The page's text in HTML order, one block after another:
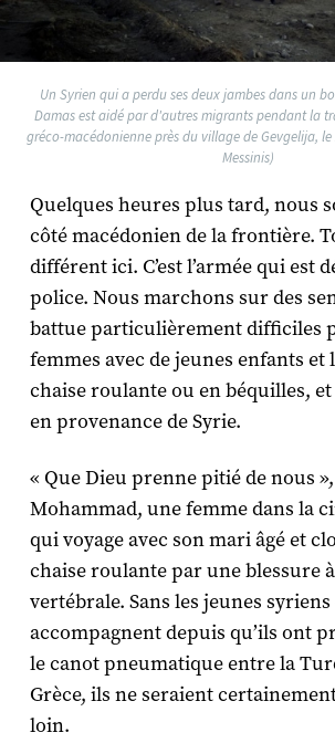
Un Syrien qui a perdu ses deux jambes dans un
Damas est aidé par d'autres migrants pendant la
gréco-macédonienne près du village de Gevgelija, le
Messinis)
Quelques heures plus tard, nous
côté macédonien de la frontière.
différent ici. C’est l’armée qui est
police. Nous marchons sur des
battue particulièrement difficiles
femmes avec de jeunes enfants et
chaise roulante ou en béquilles,
en provenance de Syrie.
« Que Dieu prenne pitié de nous
Mohammad, une femme dans la
qui voyage avec son mari âgé et
chaise roulante par une blessure
vertébrale. Sans les jeunes
accompagnent depuis qu’ils ont
le canot pneumatique entre la
Grèce, ils ne seraient
loin.